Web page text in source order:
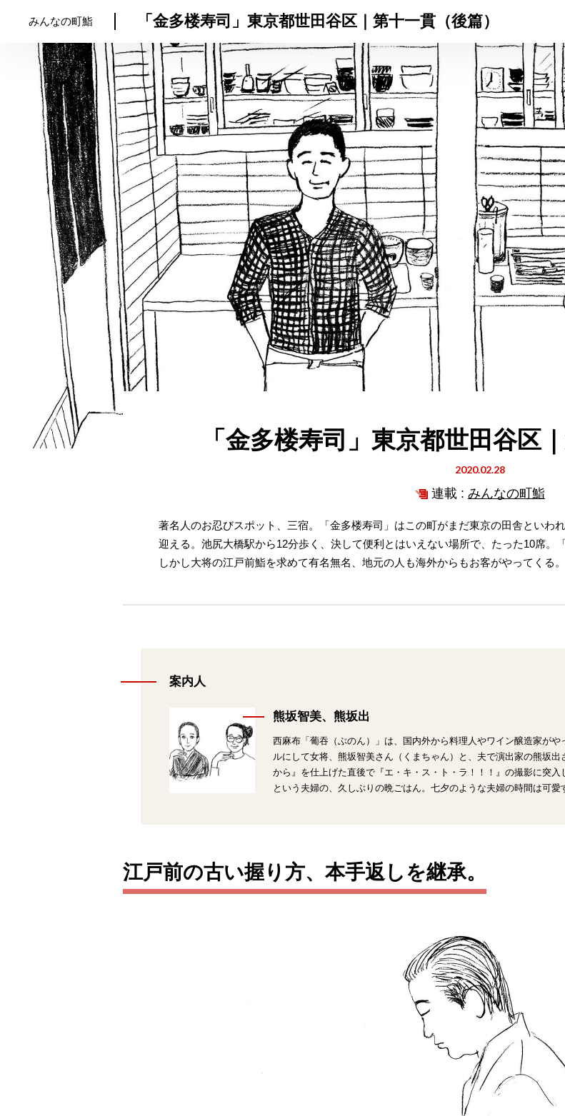
トップ プロが教えるレシピ 厳選！店探し
みんなの町鮨 「金多楼寿司」東京都世田谷区｜第十一貫（後篇）
「金多楼寿司」東京都世田谷区
2020.02.28
連載 : みんなの町鮨
著名人のお忍びスポット、三宿。「金多楼寿司」はこの町がまだ東京の田舎といわ
迎える。池尻大橋駅から12分歩く、決して便利とはいえない場所で、たった10席。
しかし大将の江戸前鮨を求めて有名無名、地元の人も海外からもお客がやってくる。
案内人
熊坂智美、熊坂出
西麻布「葡吞（ぶのん）」は、国内外から料理人やワイン醸造家が
ルにして女将、熊坂智美さん（くまちゃん）と、夫で演出家の熊坂
から』を仕上げた直後で『エ・キ・ス・ト・ラ！！！』の撮影に突
という夫婦の、久しぶりの晩ごはん。七夕のような夫婦の時間は可愛
江戸前の古い握り方、本手返しを継承。